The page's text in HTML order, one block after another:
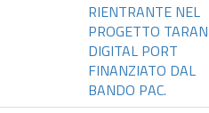
RIENTRANTE NEL
PROGETTO
DIGITAL PORT
FINANZIATO DAL
BANDO PAC.